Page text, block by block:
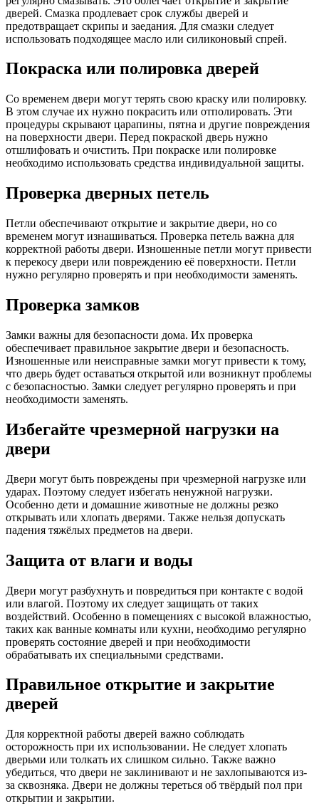
дверей. Смазка продлевает срок службы дверей и
предотвращает скрипы и заедания. Для смазки следует
использовать подходящее масло или силиконовый спрей.
Покраска или полировка дверей
Со временем двери могут терять свою краску или полировку.
В этом случае их нужно покрасить или отполировать. Эти
процедуры скрывают царапины, пятна и другие повреждения
на поверхности двери. Перед покраской дверь нужно
отшлифовать и очистить. При покраске или полировке
необходимо использовать средства индивидуальной защиты.
Проверка дверных петель
Петли обеспечивают открытие и закрытие двери, но со
временем могут изнашиваться. Проверка петель важна для
корректной работы двери. Изношенные петли могут привести
к перекосу двери или повреждению её поверхности. Петли
нужно регулярно проверять и при необходимости заменять.
Проверка замков
Замки важны для безопасности дома. Их проверка
обеспечивает правильное закрытие двери и безопасность.
Изношенные или неисправные замки могут привести к тому,
что дверь будет оставаться открытой или возникнут проблемы
с безопасностью. Замки следует регулярно проверять и при
необходимости заменять.
Избегайте чрезмерной нагрузки на
двери
Двери могут быть повреждены при чрезмерной нагрузке или
ударах. Поэтому следует избегать ненужной нагрузки.
Особенно дети и домашние животные не должны резко
открывать или хлопать дверями. Также нельзя допускать
падения тяжёлых предметов на двери.
Защита от влаги и воды
Двери могут разбухнуть и повредиться при контакте с водой
или влагой. Поэтому их следует защищать от таких
воздействий. Особенно в помещениях с высокой влажностью,
таких как ванные комнаты или кухни, необходимо регулярно
проверять состояние дверей и при необходимости
обрабатывать их специальными средствами.
Правильное открытие и закрытие
дверей
Для корректной работы дверей важно соблюдать
осторожность при их использовании. Не следует хлопать
дверьми или толкать их слишком сильно. Также важно
убедиться, что двери не заклинивают и не захлопываются из-
за сквозняка. Двери не должны тереться об твёрдый пол при
открытии и закрытии.